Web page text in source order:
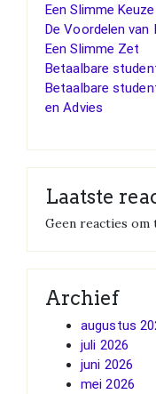
Een Slimme Keuze
De Voordelen van
Een Slimme Zet
Betaalbare
Betaalbare
en Advies
Laatste
Geen reacties om
Archief
augustus
juli 2026
juni 2026
mei 2026